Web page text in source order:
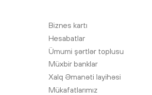
Biznes kartı
Hesabatlar
Ümumi şərtlər toplusu
Müxbir banklar
Xalq Əmanəti layihəsi
Mükafatlarımız